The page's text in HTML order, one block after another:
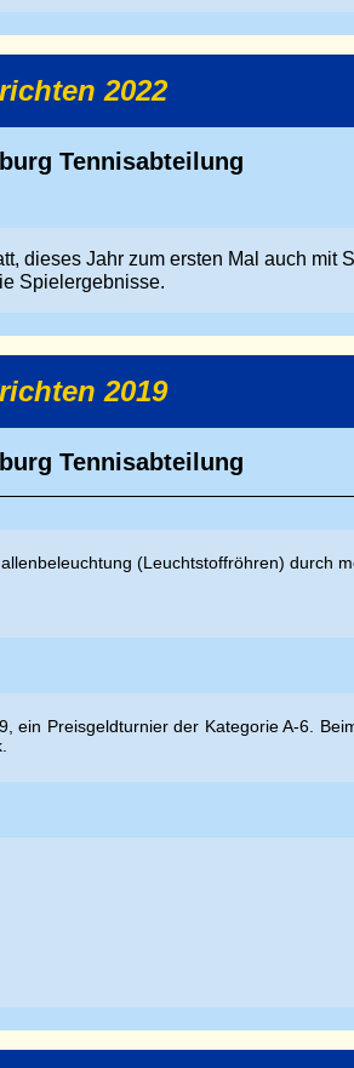
2022
Tennisabteilung
dieses Jahr zum ersten Mal auch mit
Spielergebnisse.
2019
Tennisabteilung
(Leuchtstoffröhren) durch
ein Preisgeldturnier der Kategorie A-6.